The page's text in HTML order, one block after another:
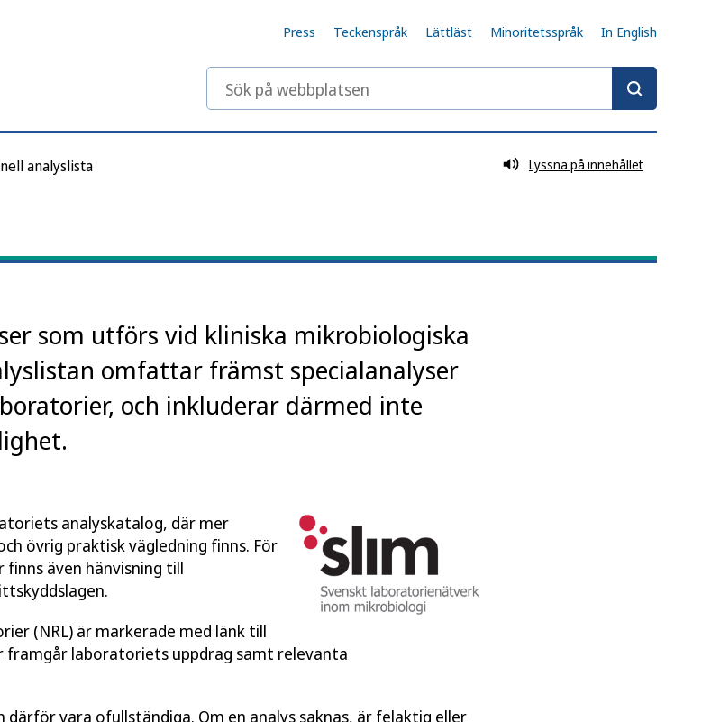
Press Teckenspråk Lättläst Minoritetsspråk In English
Sök på webbplatsen
analyslista Lyssna på innehållet
som utförs vid kliniska mikrobiologiska
omfattar främst specialanalyser
och inkluderar därmed inte
analyskatalog, där mer
övrig praktisk vägledning finns. För
även hänvisning till
(NRL) är markerade med länk till
laboratoriets uppdrag samt relevanta
vara ofullständiga. Om en analys saknas, är felaktig eller